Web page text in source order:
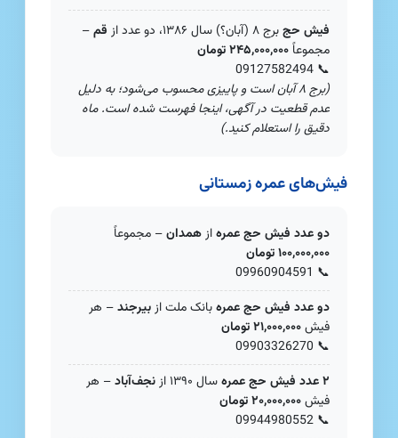
فیش حجبرج ۸ (آبان؟) سال ۱۳۸۶، دو عدد از قم–
مجموعاً۲۴۵,۰۰۰,۰۰۰ تومان
📞
09127582494
(برج ۸ آبان است و پاییزی محسوب می‌شود؛ به دلیل
عدم قطعیت در آگهی، اینجا فهرست شده است. ماه
دقیق را استعلام کنید.)
فیش‌های عمره زمستانی
دو عدد فیش حج عمرهازهمدان– مجموعاً
۱۰۰,۰۰۰,۰۰۰ تومان
📞
09960904591
دو عدد فیش حج عمرهبانک ملت ازبیرجند– هر
فیش۲۱,۰۰۰,۰۰۰ تومان
📞
09903326270
۲ عدد فیش حج عمره
سال ۱۳۹۰ از نجف‌آباد– هر
فیش۲۰,۰۰۰,۰۰۰ تومان
📞
09944980552